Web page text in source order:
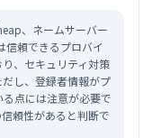
、ネームサーバー
信頼できるプロバイ
、セキュリティ対策
し、登録者情報がプ
点には注意が必要で
頼性があると判断で